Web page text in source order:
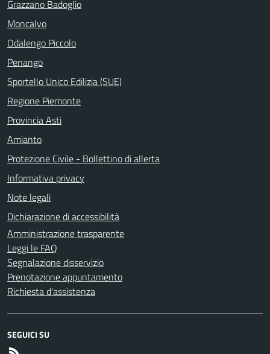
Grazzano Badoglio
Moncalvo
Odalengo Piccolo
Penango
Sportello Unico Edilizia (SUE)
Regione Piemonte
Provincia Asti
Amianto
Protezione Civile - Bollettino di allerta
Informativa privacy
Note legali
Dichiarazione di accessibilità
Amministrazione trasparente
Leggi le FAQ
Segnalazione disservizio
Prenotazione appuntamento
Richiesta d'assistenza
SEGUICI SU